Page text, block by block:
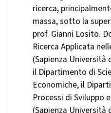
ricerca,
massa, sotto la
prof. Gianni Losito.
Ricerca Applicata
(Sapienza Università
il Dipartimento di
Economiche, il
Processi di Sviluppo
(Sapienza Università